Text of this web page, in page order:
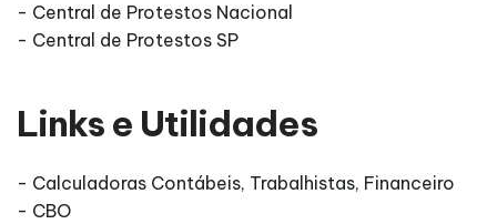
- Central de Protestos Nacional
- Central de Protestos SP
Links e Utilidades
- Calculadoras Contábeis, Trabalhistas, Financeiro
- CBO